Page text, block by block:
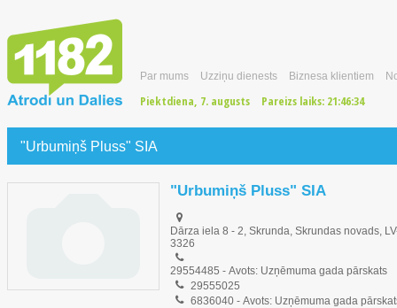
Par mums Uzziņu dienests Biznesa klientiem
Piektdiena, 7. augusts Pareizs laiks: 21:46:35
"Urbumiņš Pluss" SIA
"Urbumiņš Pluss" SIA
Dārza iela 8 - 2, Skrunda, Skrundas novads,
3326
29554485 - Avots: Uzņēmuma gada pārskats
29555025
6836040 - Avots: Uzņēmuma gada